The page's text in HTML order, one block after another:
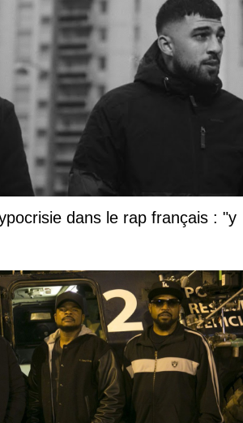
dans le rap français : "y